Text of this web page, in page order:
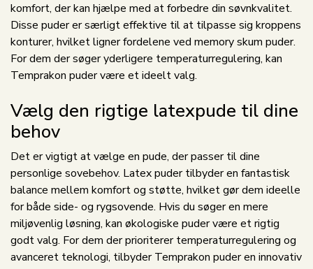
komfort, der kan hjælpe med at forbedre din søvnkvalitet.
Disse puder er særligt effektive til at tilpasse sig kroppens
konturer, hvilket ligner fordelene ved memory skum puder.
For dem der søger yderligere temperaturregulering, kan
Temprakon puder være et ideelt valg.
Vælg den rigtige latexpude til dine
behov
Det er vigtigt at vælge en pude, der passer til dine
personlige sovebehov. Latex puder tilbyder en fantastisk
balance mellem komfort og støtte, hvilket gør dem ideelle
for både side- og rygsovende. Hvis du søger en mere
miljøvenlig løsning, kan økologiske puder være et rigtig
godt valg. For dem der prioriterer temperaturregulering og
avanceret teknologi, tilbyder Temprakon puder en innovativ